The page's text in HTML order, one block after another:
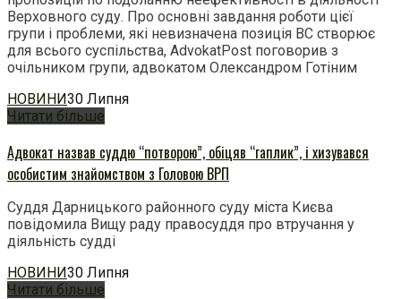
Верховного суду. Про основні завдання роботи цієї
групи і проблеми, які невизначена позиція ВС створює
для всього суспільства, AdvokatPost поговорив з
очільником групи, адвокатом Олександром Готіним
НОВИНИ30 Липня
Читати більше
Адвокат назвав суддю “потворою”, обіцяв “гаплик”, і хизувався
особистим знайомством з Головою ВРП
Суддя Дарницького районного суду міста Києва
повідомила Вищу раду правосуддя про втручання у
діяльність судді
НОВИНИ30 Липня
Читати більше